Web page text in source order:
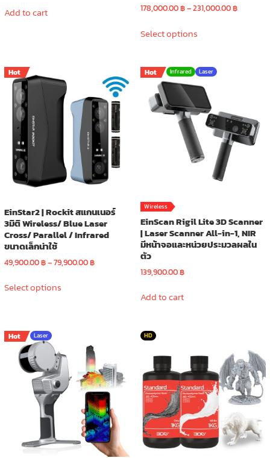
Add to cart 178,000.00฿–231,000.00฿Price
Select optionsproduct
variants.
The
options
may
be
chosen
on
product
Hot
EinStar2 | Rockit สแกนเนอร์
3มิติ Wireless/ Blue Laser
Cross/ Parallel / Infrared
ขนาดเล็กน่าใช้
49,900.00฿–79,900.00฿Price
Select optionsproduct
options
may
be
chosen
product
page
Hot Infrared Laser
Wireless
EinScan Rigil Lite 3D Scanner
| Laser Scanner All-in-1, NIR
มีหน้าจอและหน่วยประมวลผลใน
ตัว
139,900.00฿
Add to cart
Hot Laser HD